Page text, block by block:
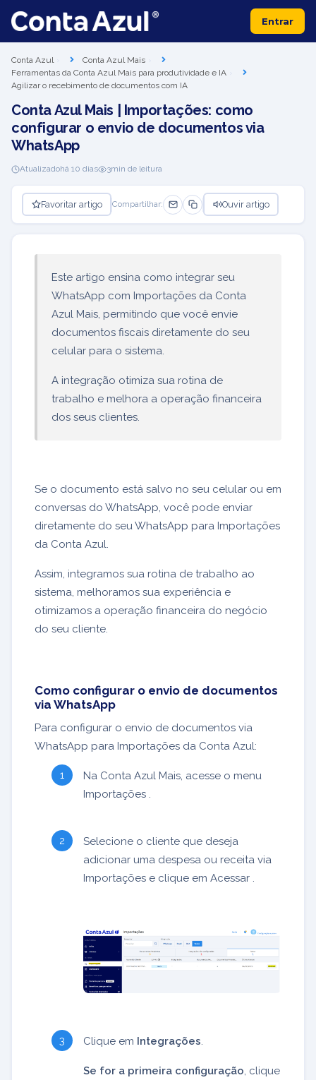
Entrar
Conta Azul
Conta Azul Mais
Ferramentas da Conta Azul Mais para produtividade e IA
Agilizar o recebimento de documentos com IA
Conta Azul Mais | Importações: como
configurar o envio de documentos via
WhatsApp
Atualizadohá 10 dias 3min de leitura
Favoritar artigo Compartilhar: Ouvir artigo
Este artigo ensina como integrar seu
WhatsApp com Importações da Conta
Azul Mais, permitindo que você envie
documentos fiscais diretamente do seu
celular para o sistema.
A integração otimiza sua rotina de
trabalho e melhora a operação financeira
dos seus clientes.
Se o documento está salvo no seu celular ou em
conversas do WhatsApp, você pode enviar
diretamente do seu WhatsApp para Importações
da Conta Azul.
Assim, integramos sua rotina de trabalho ao
sistema, melhoramos sua experiência e
otimizamos a operação financeira do negócio
do seu cliente.
Como configurar o envio de documentos
via WhatsApp
Para configurar o envio de documentos via
WhatsApp para Importações da Conta Azul:
Na Conta Azul Mais, acesse o menu
Importações .
Selecione o cliente que deseja
adicionar uma despesa ou receita via
Importações e clique em Acessar .
Clique em Integrações.
Se for a primeira configuração, clique